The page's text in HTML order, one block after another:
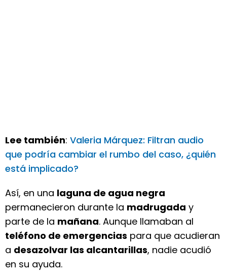
Lee también: Valeria Márquez: Filtran audio
que podría cambiar el rumbo del caso, ¿quién
está implicado?
Así, en una laguna de agua negra
permanecieron durante la madrugada y
parte de la mañana. Aunque llamaban al
teléfono de emergencias para que acudieran
a desazolvar las alcantarillas, nadie acudió
en su ayuda.